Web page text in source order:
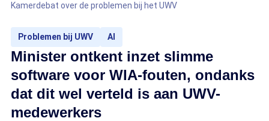
Kamerdebat over de problemen bij het UWV
Problemen bij UWV AI
Minister ontkent inzet slimme
software voor WIA-fouten, ondanks
dat dit wel verteld is aan UWV-
medewerkers